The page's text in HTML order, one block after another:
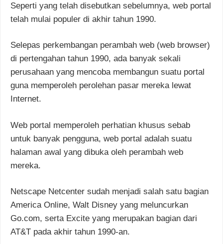
Seperti yang telah disebutkan sebelumnya, web portal
telah mulai populer di akhir tahun 1990.
Selepas perkembangan perambah web (web browser)
di pertengahan tahun 1990, ada banyak sekali
perusahaan yang mencoba membangun suatu portal
guna memperoleh perolehan pasar mereka lewat
Internet.
Web portal memperoleh perhatian khusus sebab
untuk banyak pengguna, web portal adalah suatu
halaman awal yang dibuka oleh perambah web
mereka.
Netscape Netcenter sudah menjadi salah satu bagian
America Online, Walt Disney yang meluncurkan
Go.com, serta Excite yang merupakan bagian dari
AT&T pada akhir tahun 1990-an.